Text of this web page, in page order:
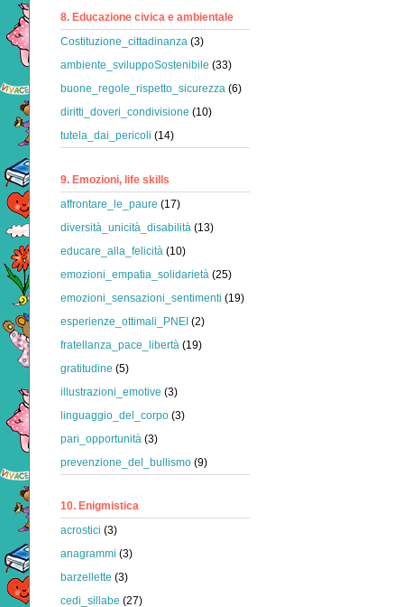
8. Educazione civica e ambientale
Costituzione_cittadinanza (3)
ambiente_sviluppoSostenibile (33)
buone_regole_rispetto_sicurezza (6)
diritti_doveri_condivisione (10)
tutela_dai_pericoli (14)
9. Emozioni, life skills
affrontare_le_paure (17)
diversità_unicità_disabilità (13)
educare_alla_felicità (10)
emozioni_empatia_solidarietà (25)
emozioni_sensazioni_sentimenti (19)
esperienze_ottimali_PNEI (2)
fratellanza_pace_libertà (19)
gratitudine (5)
illustrazioni_emotive (3)
linguaggio_del_corpo (3)
pari_opportunità (3)
prevenzione_del_bullismo (9)
10. Enigmistica
acrostici (3)
anagrammi (3)
barzellette (3)
cedi_sillabe (27)